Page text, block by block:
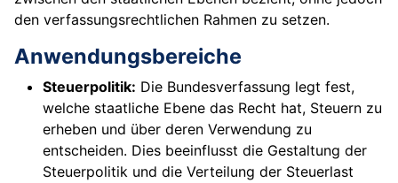
den verfassungsrechtlichen Rahmen zu setzen.
Anwendungsbereiche
Steuerpolitik: Die Bundesverfassung legt fest,
welche staatliche Ebene das Recht hat, Steuern zu
erheben und über deren Verwendung zu
entscheiden. Dies beeinflusst die Gestaltung der
Steuerpolitik und die Verteilung der Steuerlast